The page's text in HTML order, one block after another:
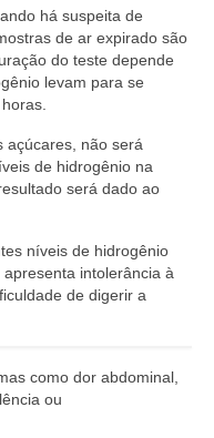
há suspeita de
de ar expirado são
do teste depende
levam para se
açúcares, não será
de hidrogênio na
será dado ao
níveis de hidrogênio
intolerância à
de digerir a
como dor abdominal,
ou